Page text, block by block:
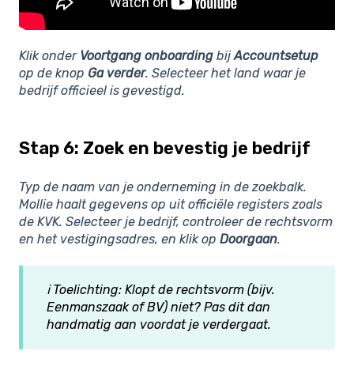
Klik onder Voortgang onboarding bijAccountsetup
op de knop Ga verder. Selecteer het land waar je
bedrijf officieel is gevestigd.
Stap 6: Zoek en bevestig je bedrijf
Typ de naam van je onderneming in de zoekbalk.
Mollie haalt gegevens op uit officiële registers zoals
de KVK. Selecteer je bedrijf, controleer de rechtsvorm
en het vestigingsadres, en klik op Doorgaan.
ℹ️ Toelichting: Klopt de rechtsvorm (bijv.
Eenmanszaak of BV) niet? Pas dit dan
handmatig aan voordat je verdergaat.